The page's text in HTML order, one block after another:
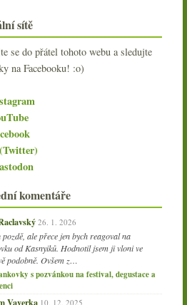
sítě
se do přátel tohoto webu a sledujte
na Facebooku! :o)
komentáře
26. 1. 2026
ale přece jen bych reagoval na
od Kasnyiků. Hodnotil jsem ji vloni ve
podobně. Ovšem z…
s pozvánkou na festival, degustace a
Vaverka 10. 12. 2025